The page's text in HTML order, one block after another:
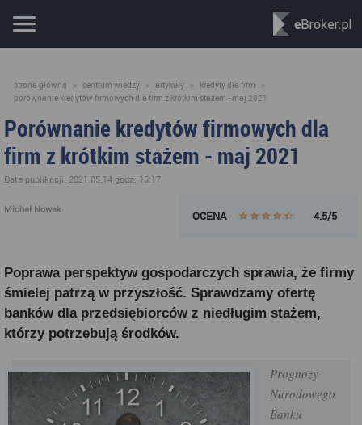
strona główna » centrum wiedzy » artykuły » kredyty dla firm
»
porównanie kredytów firmowych dla firm z krótkim stażem - maj 2021
Porównanie kredytów firmowych dla
firm z krótkim stażem - maj 2021
Data publikacji: 2021.05.14 godz. 15:17
Michał Nowak OCENA 4.5/5
Poprawa perspektyw gospodarczych sprawia, że firmy
śmielej patrzą w przyszłość. Sprawdzamy ofertę
banków dla przedsiębiorców z niedługim stażem,
którzy potrzebują środków.
Prognozy
Narodowego
Banku